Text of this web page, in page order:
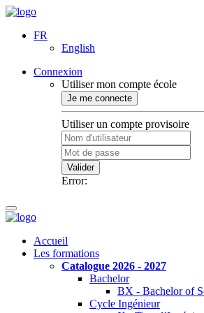
FR
English
Connexion
Utiliser mon compte école
Je me connecte
Utiliser un compte provisoire
Valider
Error:
Accueil
Les formations
Catalogue 2026 - 2027
Bachelor
BX - Bachelor of
Cycle Ingénieur